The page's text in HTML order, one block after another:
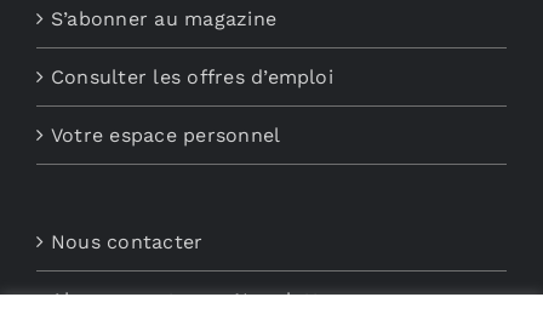
S’abonner au magazine
Consulter les offres d’emploi
Votre espace personnel
Nous contacter
Abonnements aux Newsletters